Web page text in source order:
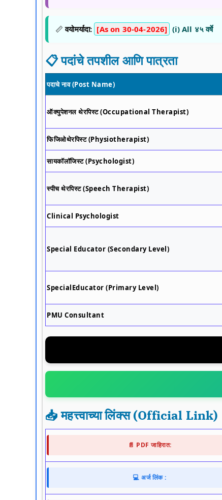
📏वयोमर्यादा: [As on 30-04-2026] (i) All ४५ वर्षे
📋 पदांचे तपशील आणि पात्रता
पदाचे नाव (Post Name)
ऑक्युपेशनल थेरपिस्ट (Occupational Therapist)
फिजिओथेरपिस्ट (Physiotherapist)
सायकॉलॉजिस्ट (Psychologist)
स्पीच थेरपिस्ट (Speech Therapist)
Clinical Psychologist
Special Educator (Secondary Level)
SpecialEducator (Primary Level)
PMU Consultant
📥 महत्त्वाच्या लिंक्स (Official Link)
📄 PDF जाहिरात:
💻 अर्ज लिंक :